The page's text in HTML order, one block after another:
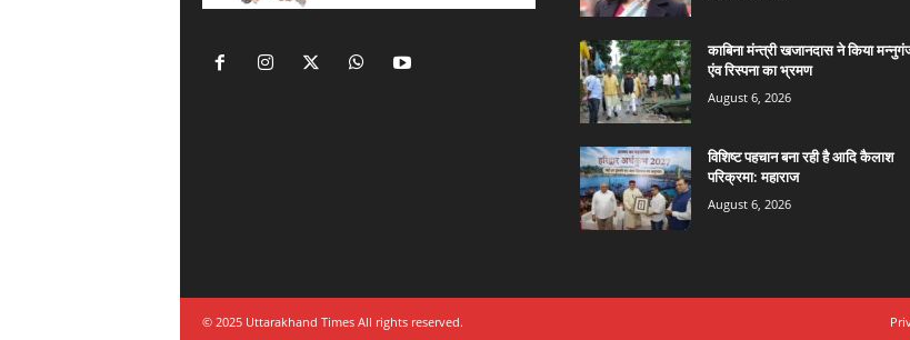
काबिना मंन्त्री खजानदास ने किया
एंव रिस्पना का भ्रमण
August 6, 2026
विशिष्ट पहचान बना रही है आदि कैलाश
परिक्रमा: महाराज
August 6, 2026
© 2025 Uttarakhand Times All rights reserved.